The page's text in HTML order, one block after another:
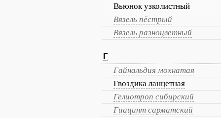
Вьюнок узколистный
Вязель пёстрый
Вязель разноцветный
Г
Гайнальдия мохнатая
Гвоздика ланцетная
Гелиотроп сибирский
Гиацинт сарматский